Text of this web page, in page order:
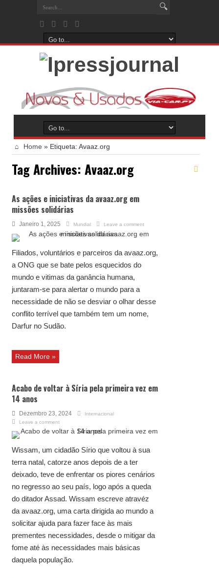
Home » Etiqueta: Avaaz.org
Tag Archives: Avaaz.org
As ações e iniciativas da avaaz.org em
missões solidárias
Janeiro 1, 2025 Mundial Leave a comment
Filiados, voluntários e parceiros da avaaz.org,
a ONG que se bate pelos esquecidos do
mundo e vitimas da ganância humana,
juntaram-se para alertar o mundo para a
necessidade de não se desviar o olhar desse
conflito terrível que também tem um nome,
Darfur no Sudão.
Read More »
Acabo de voltar à Síria pela primeira vez em
14 anos
Dezembro 23, 2024
Internacional
Leave a comment
Wissam, um cidadão Sírio que voltou à sua
terra natal, catorze anos depois de a ter
deixado, teve de enfrentar os piores cenários
no regresso ao seu país, logo após a queda
do ditador Assad. Wissam escreve atravéz
da avaaz.org, uma carta dirigida ao mundo a
solicitar ajuda para fazer face às mais
prementes necessidades, desde o mitigar da
fome até às necessidades mais básicas
daquela população.